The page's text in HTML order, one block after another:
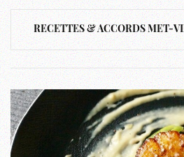
RECETTES & ACCORDS MET-